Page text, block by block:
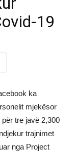
19
ka
mjekësor
tre javë 2,300
trajnimet
nga Project